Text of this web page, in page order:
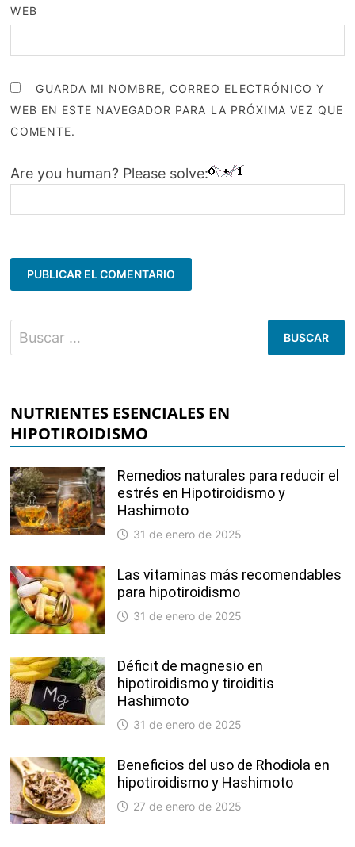
WEB
GUARDA MI NOMBRE, CORREO ELECTRÓNICO Y
WEB EN ESTE NAVEGADOR PARA LA PRÓXIMA VEZ QUE
COMENTE.
Are you human? Please solve:
Buscar:
NUTRIENTES ESENCIALES EN
HIPOTIROIDISMO
Remedios naturales para reducir el
estrés en Hipotiroidismo y
Hashimoto
31 de enero de 2025
Las vitaminas más recomendables
para hipotiroidismo
31 de enero de 2025
Déficit de magnesio en
hipotiroidismo y tiroiditis
Hashimoto
31 de enero de 2025
Beneficios del uso de Rhodiola en
hipotiroidismo y Hashimoto
27 de enero de 2025